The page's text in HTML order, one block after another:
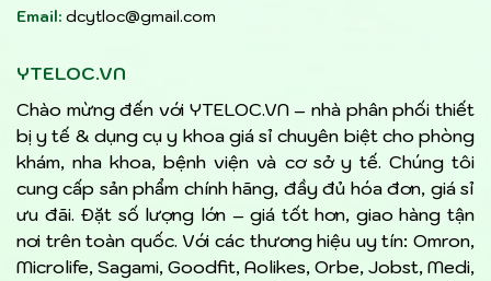
Email: dcytloc@gmail.com
YTELOC.VN
Chào mừng đến với YTELOC.VN – nhà phân phối thiết
bị y tế & dụng cụ y khoa giá sỉ chuyên biệt cho phòng
khám, nha khoa, bệnh viện và cơ sở y tế. Chúng tôi
cung cấp sản phẩm chính hãng, đầy đủ hóa đơn, giá sỉ
ưu đãi. Đặt số lượng lớn – giá tốt hơn, giao hàng tận
nơi trên toàn quốc. Với các thương hiệu uy tín: Omron,
Microlife, Sagami, Goodfit, Aolikes, Orbe, Jobst, Medi,